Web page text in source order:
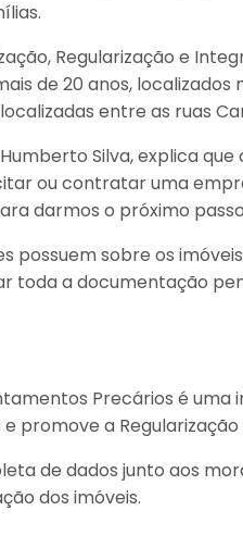
Regularização e
de 20 anos,
entre as ruas
Silva, explica
ou contratar uma
darmos o próximo
sobre os
a documentação
Precários é
a Regularização
de dados junto aos
dos imóveis.